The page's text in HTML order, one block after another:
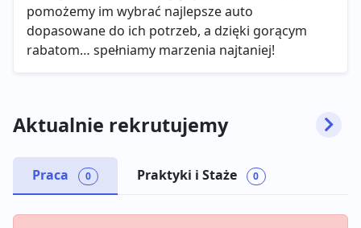
pomożemy im wybrać najlepsze auto
dopasowane do ich potrzeb, a dzięki gorącym
rabatom… spełniamy marzenia najtaniej!
Aktualnie rekrutujemy
Praca 0 Praktyki i Staże 0